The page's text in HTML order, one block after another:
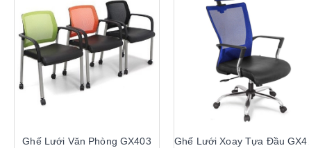
Ghế Lưới Văn Phòng GX403